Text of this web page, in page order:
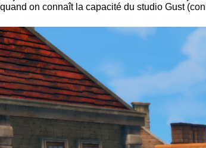
quand on connaît la capacité du studio Gust